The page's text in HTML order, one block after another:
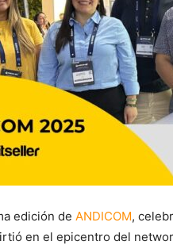
edición de ANDICOM,
en el epicentro del